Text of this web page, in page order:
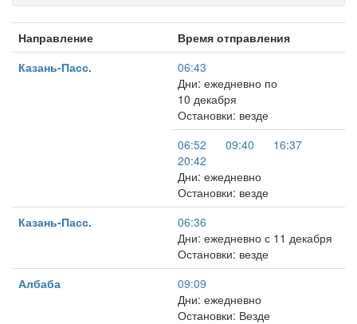
Направление
Время отправления
Казань-Пасс.
06:43
Дни: ежедневно по
10 декабря
Остановки: везде
06:52
09:40
16:37
20:42
Дни: ежедневно
Остановки: везде
Казань-Пасс.
06:36
Дни: ежедневно с 11 декабря
Остановки: везде
Албаба
09:09
Дни: ежедневно
Остановки: Везде